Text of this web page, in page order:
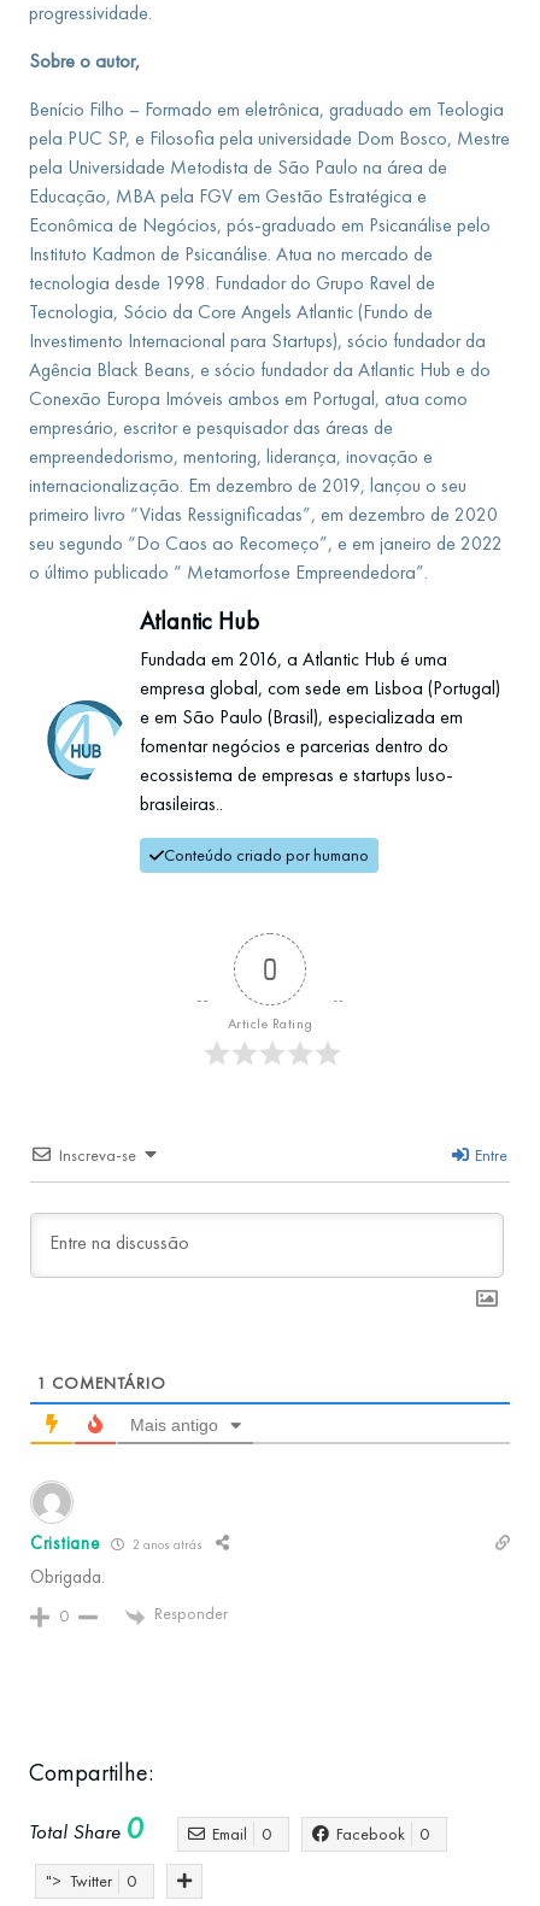
progressividade.
Sobre o autor,
Benício Filho – Formado em eletrônica, graduado em Teologia
pela PUC SP, e Filosofia pela universidade Dom Bosco, Mestre
pela Universidade Metodista de São Paulo na área de
Educação, MBA pela FGV em Gestão Estratégica e
Econômica de Negócios, pós-graduado em Psicanálise pelo
Instituto Kadmon de Psicanálise. Atua no mercado de
tecnologia desde 1998. Fundador do Grupo Ravel de
Tecnologia, Sócio da Core Angels Atlantic (Fundo de
Investimento Internacional para Startups), sócio fundador da
Agência Black Beans, e sócio fundador da Atlantic Hub e do
Conexão Europa Imóveis ambos em Portugal, atua como
empresário, escritor e pesquisador das áreas de
empreendedorismo, mentoring, liderança, inovação e
internacionalização. Em dezembro de 2019, lançou o seu
primeiro livro “Vidas Ressignificadas”, em dezembro de 2020
seu segundo “Do Caos ao Recomeço”, e em janeiro de 2022
o último publicado “ Metamorfose Empreendedora”.
Atlantic Hub
Fundada em 2016, a Atlantic Hub é uma
empresa global, com sede em Lisboa (Portugal)
e em São Paulo (Brasil), especializada em
fomentar negócios e parcerias dentro do
ecossistema de empresas e startups luso-
brasileiras..
Conteúdo criado por humano
0
Article Rating
Inscreva-se Entre
1 COMENTÁRIO
Mais antigo
Cristiane 2 anos atrás
Obrigada.
0 Responder
Compartilhe:
Total Share 0 Email 0 Facebook 0
"> Twitter 0